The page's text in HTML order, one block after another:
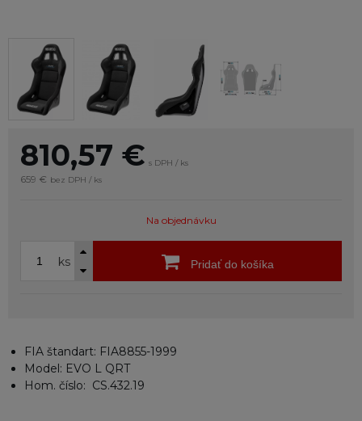
810,57 € s DPH / ks
659 € bez DPH / ks
Na objednávku
ks Pridať do košíka
FIA štandart: FIA8855-1999
Model: EVO L QRT
Hom. číslo: CS.432.19